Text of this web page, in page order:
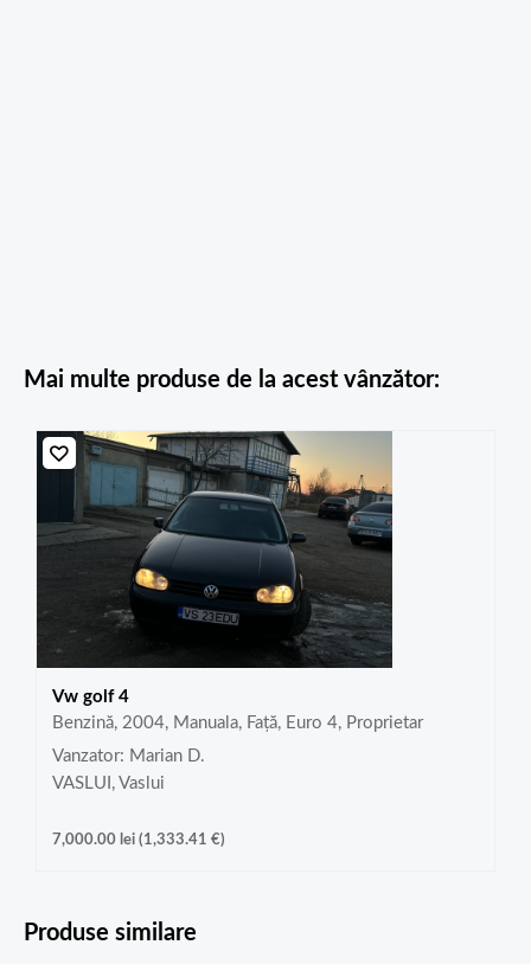
Mai multe produse de la acest vânzător:
Vw golf 4
Benzină, 2004, Manuala, Față, Euro 4, Proprietar
Vanzator: Marian D.
VASLUI, Vaslui
7,000.00 lei(1,333.41 €)
Produse similare